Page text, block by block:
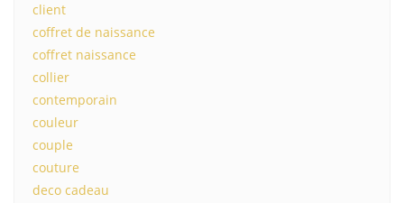
client
coffret de naissance
coffret naissance
collier
contemporain
couleur
couple
couture
deco cadeau